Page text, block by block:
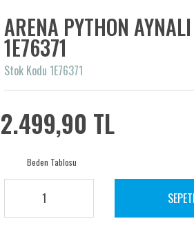
ARENA PYTHON
1E76371
Stok Kodu 1E76371
2.499,90 TL
Beden Tablosu